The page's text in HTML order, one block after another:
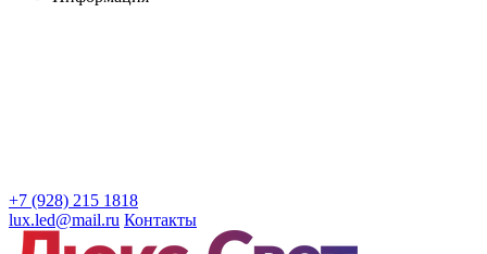
+7 (928) 215 1818
lux.led@mail.ru Контакты